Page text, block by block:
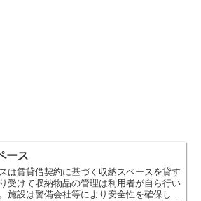
ース
は賃貸借契約に基づく収納スペースを貸す
受けて収納物品の管理は利用者が自ら行い
施設は警備会社等により安全性を確保した